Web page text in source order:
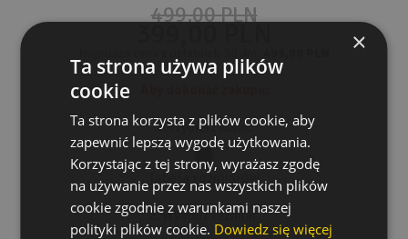
499,00 PLN
1. Wybierz kolor:
Tabela rozmiarów
2. Wybierz rozmiar:
×
Ta strona używa plików
cookie
Ta strona korzysta z plików cookie, aby
zapewnić lepszą wygodę użytkowania.
Korzystając z tej strony, wyrażasz zgodę
na używanie przez nas wszystkich plików
cookie zgodnie z warunkami naszej
polityki plików cookie. Dowiedz się więcej